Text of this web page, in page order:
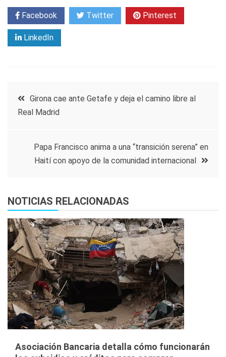
Facebook Twitter Pinterest
LinkedIn
Navegación
entradas
Girona cae ante Getafe y deja el camino libre al
Real Madrid
Papa Francisco anima a una “transición serena” en
Haití con apoyo de la comunidad internacional
NOTICIAS RELACIONADAS
Asociación Bancaria detalla cómo funcionarán